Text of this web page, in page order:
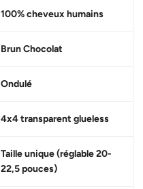
100% cheveux humains
Brun Chocolat
Ondulé
4x4 transparent glueless
Taille unique (réglable 20-
22,5 pouces)